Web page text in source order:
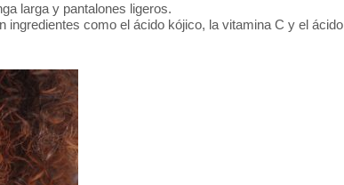
larga y pantalones ligeros.
ingredientes como el ácido kójico, la vitamina C y el ácido